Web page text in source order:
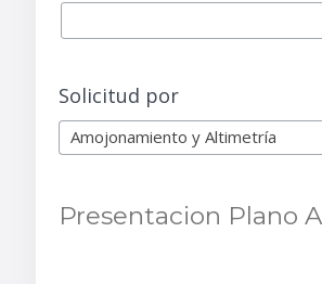
Solicitud por
Amojonamiento y Altimetría
Presentacion Plano